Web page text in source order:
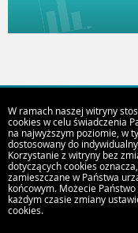
ul.
W ramach naszej witryny
cookies w celu świadczenia
na najwyższym poziomie, w
dostosowany do
Korzystanie z witryny bez
dotyczących cookies
zamieszczane w Państwa
końcowym. Możecie
każdym czasie zmiany
cookies.